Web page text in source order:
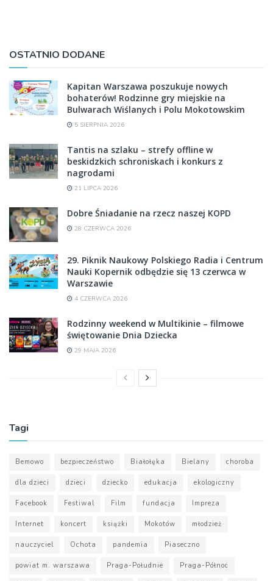
OSTATNIO DODANE
Kapitan Warszawa poszukuje nowych
bohaterów! Rodzinne gry miejskie na
Bulwarach Wiślanych i Polu Mokotowskim
5 SIERPNIA 2026
Tantis na szlaku – strefy offline w
beskidzkich schroniskach i konkurs z
nagrodami
21 LIPCA 2026
Dobre Śniadanie na rzecz naszej KOPD
28 CZERWCA 2026
29. Piknik Naukowy Polskiego Radia i Centrum
Nauki Kopernik odbędzie się 13 czerwca w
Warszawie
4 CZERWCA 2026
Rodzinny weekend w Multikinie – filmowe
świętowanie Dnia Dziecka
29 MAJA 2026
Tagi
Bemowo bezpieczeństwo Białołęka Bielany choroba
dla dzieci dzieci dziecko edukacja ekologiczny
Facebook Festiwal Film fundacja Impreza
Internet koncert książki Mokotów młodzież
nauczyciel Ochota pandemia Piaseczno
powiat m. warszawa Praga-Południe Praga-Północ